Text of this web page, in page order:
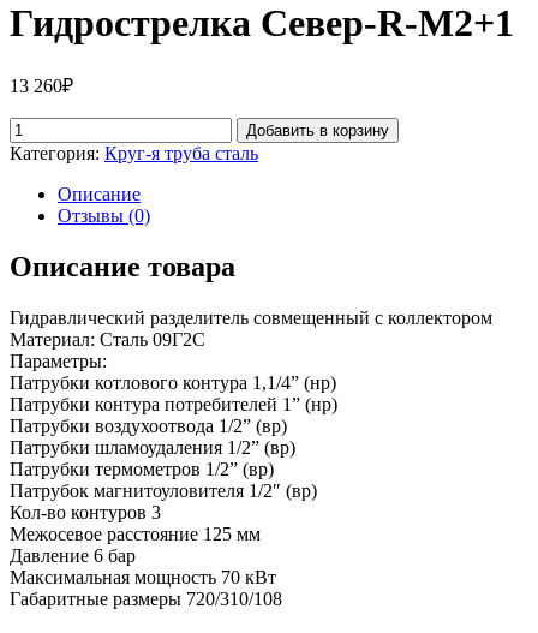
Гидрострелка Север-R-M2+1
13 260₽
Добавить в корзину
Категория: Круг-я труба сталь
Описание
Отзывы (0)
Описание товара
Гидравлический разделитель совмещенный с коллектором
Материал: Сталь 09Г2С
Параметры:
Патрубки котлового контура 1,1/4” (нр)
Патрубки контура потребителей 1” (нр)
Патрубки воздухоотвода 1/2” (вр)
Патрубки шламоудаления 1/2” (вр)
Патрубки термометров 1/2” (вр)
Патрубок магнитоуловителя 1/2″ (вр)
Кол-во контуров 3
Межосевое расстояние 125 мм
Давление 6 бар
Максимальная мощность 70 кВт
Габаритные размеры 720/310/108